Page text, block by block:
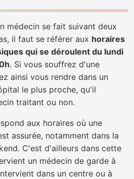
médecin se fait suivant deux
il faut se référer aux horaires
qui se déroulent du lundi
. Si vous souffrez d'une
ainsi vous rendre dans un
le plus proche, qu'il
traitant ou non.
aux horaires où une
assurée, notamment dans la
C'est d'ailleurs dans cette
un médecin de garde à
dans un centre ou à